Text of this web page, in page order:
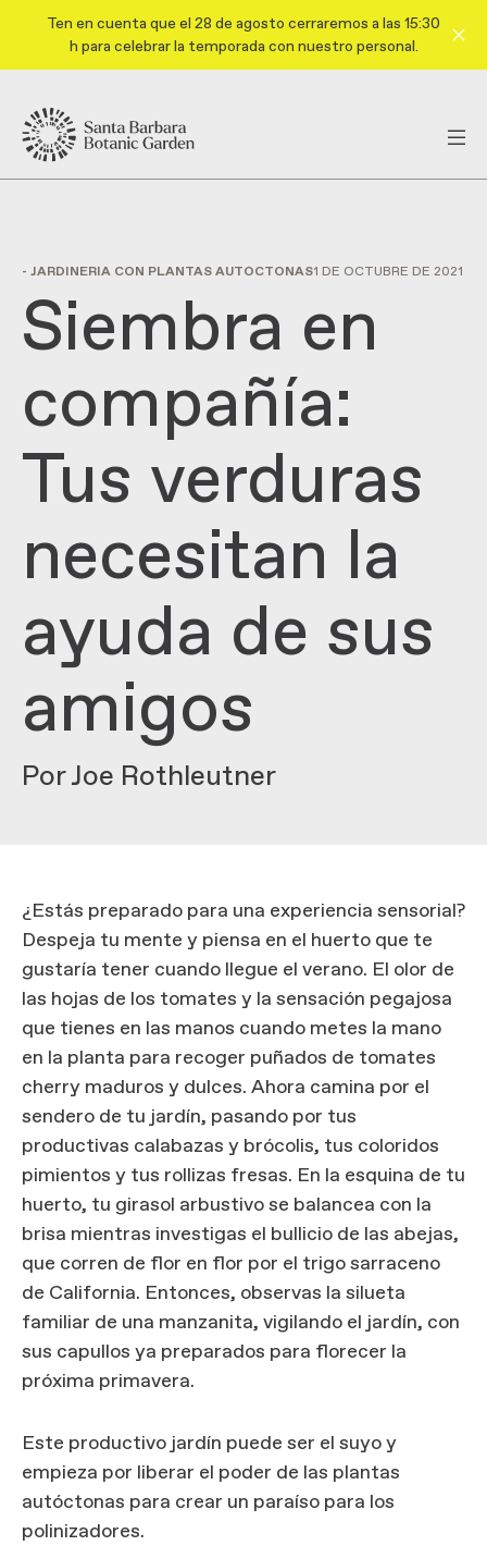
Ten en cuenta que el 28 de agosto cerraremos a las 15:30
h para celebrar la temporada con nuestro personal.
- JARDINERÍA CON PLANTAS AUTÓCTONAS1 DE OCTUBRE DE 2021
Siembra en
compañía:
Tus verduras
necesitan la
ayuda de sus
amigos
Por Joe Rothleutner
¿Estás preparado para una experiencia sensorial?
Despeja tu mente y piensa en el huerto que te
gustaría tener cuando llegue el verano. El olor de
las hojas de los tomates y la sensación pegajosa
que tienes en las manos cuando metes la mano
en la planta para recoger puñados de tomates
cherry maduros y dulces. Ahora camina por el
sendero de tu jardín, pasando por tus
productivas calabazas y brócolis, tus coloridos
pimientos y tus rollizas fresas. En la esquina de tu
huerto, tu girasol arbustivo se balancea con la
brisa mientras investigas el bullicio de las abejas,
que corren de flor en flor por el trigo sarraceno
de California. Entonces, observas la silueta
familiar de una manzanita, vigilando el jardín, con
sus capullos ya preparados para florecer la
próxima primavera.
Este productivo jardín puede ser el suyo y
empieza por liberar el poder de las plantas
autóctonas para crear un paraíso para los
polinizadores.